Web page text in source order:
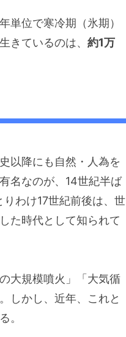
位で寒冷期（氷期）
きているのは、 約1万
以降にも自然・人為を
名なのが、14世紀半ば
りわけ17世紀前後は、世
た時代として知られて
大規模噴火」「大気循
しかし、近年、これと
。